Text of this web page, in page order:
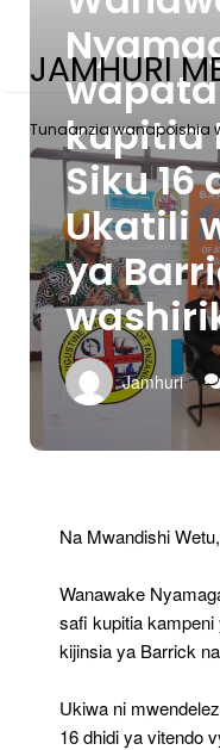
JAMHURI
Tunaanzia wanapoishia
kupitia
Siku 16
Ukatili
ya
Jamhuri
Na Mwandishi
Wanawake
safi kupitia
kijinsia ya Barrick
Ukiwa ni
16 dhidi ya vitendo